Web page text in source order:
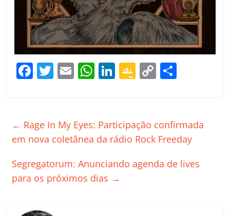
F
e
b
o
k
T
er
E
l
W
s
A
p
Li
e
dI
G
gl
e
a
C
y
Li
k
p
ar
h
← Rage In My Eyes: Participação confirmada
em nova coletânea da rádio Rock Freeday
Segregatorum: Anunciando agenda de lives
para os próximos dias →